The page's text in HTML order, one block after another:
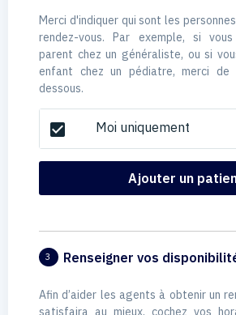
Merci d'indiquer qui sont les
rendez-vous. Par exemple, si
parent chez un généraliste, ou si
enfant chez un pédiatre, merci de
dessous.
check_box Moi uniquement
Ajouter un
3 Renseigner vos
Afin d’aider les agents à obtenir un
satisfaira au mieux, cochez vos